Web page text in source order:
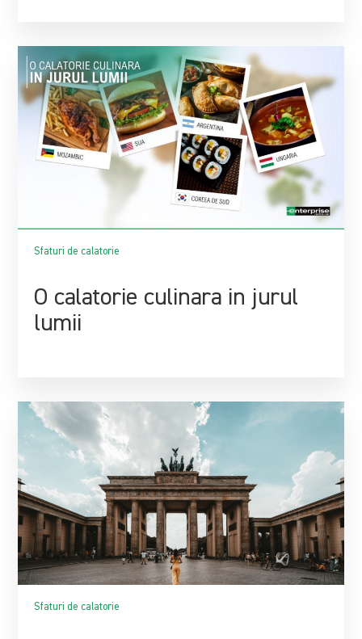
Sfaturi de calatorie
O calatorie culinara in jurul
lumii
Sfaturi de calatorie